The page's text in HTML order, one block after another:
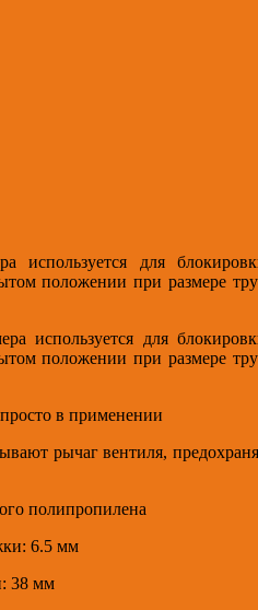
используется для
положении при размере
используется для
положении при размере
в применении
рычаг вентиля,
полипропилена
6.5 мм
38 мм